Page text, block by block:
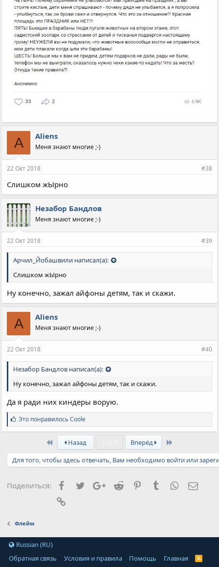
A Aliens
Меня знают многие ;-)
22 Окт 2018 #38
Слишком жЫрно
Незабор Бандлов
Меня знают многие ;-)
22 Окт 2018 #39
Арчил_Йобашвили написал(а):
Слишком жЫрно
Ну конечно, зажал айфоны детям, так и скажи.
A Aliens
Меня знают многие ;-)
22 Окт 2018 #40
Незабор Бандлов написал(а):
Ну конечно, зажал айфоны детям, так и скажи.
Да я ради них киндеры ворую.
С
и
м
т
и
Это понравилосьCoole
First Назад Вперёд
Для того, чтобы здесь отвечать, Вам необходимо войти или
Поделиться: Facebook
TwitterGoogle+
Reddit PinterestTumblrWhatsApp
Флейм
Russian (RU)
Обратная связь
Условия и правила Помощь Главная